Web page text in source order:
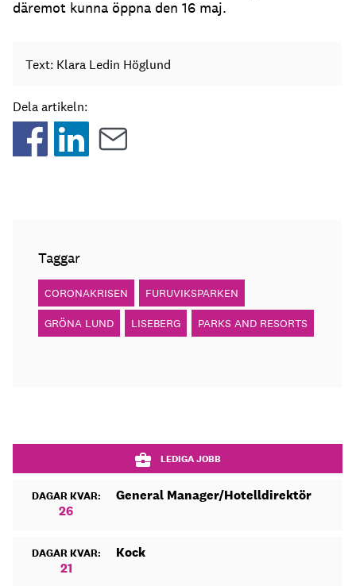
däremot kunna öppna den 16 maj.
Text: Klara Ledin Höglund
Dela artikeln:
Taggar
CORONAKRISEN FURUVIKSPARKEN
GRÖNA LUND LISEBERG PARKS AND RESORTS
LEDIGA JOBB
DAGAR KVAR:
26
General Manager/Hotelldirektör
DAGAR KVAR:
21
Kock